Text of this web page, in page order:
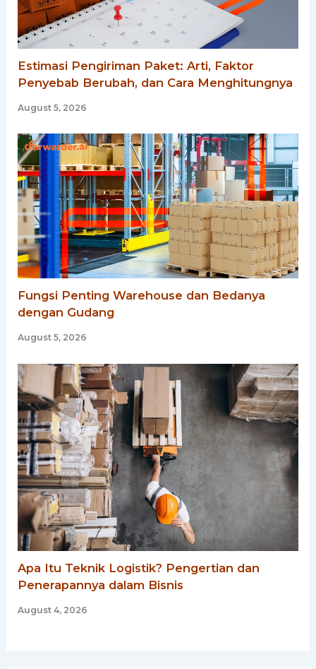
Estimasi Pengiriman Paket: Arti, Faktor
Penyebab Berubah, dan Cara Menghitungnya
August 5, 2026
Fungsi Penting Warehouse dan Bedanya
dengan Gudang
August 5, 2026
Apa Itu Teknik Logistik? Pengertian dan
Penerapannya dalam Bisnis
August 4, 2026